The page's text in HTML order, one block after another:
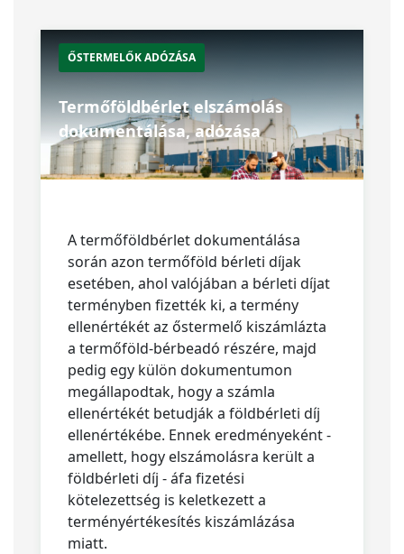
ŐSTERMELŐK ADÓZÁSA
Termőföldbérlet elszámolás
dokumentálása, adózása
A termőföldbérlet dokumentálása
során azon termőföld bérleti díjak
esetében, ahol valójában a bérleti díjat
terményben fizették ki, a termény
ellenértékét az őstermelő kiszámlázta
a termőföld-bérbeadó részére, majd
pedig egy külön dokumentumon
megállapodtak, hogy a számla
ellenértékét betudják a földbérleti díj
ellenértékébe. Ennek eredményeként -
amellett, hogy elszámolásra került a
földbérleti díj - áfa fizetési
kötelezettség is keletkezett a
terményértékesítés kiszámlázása
miatt.